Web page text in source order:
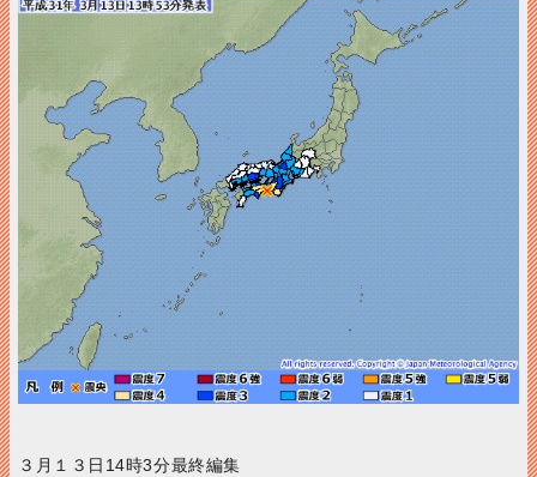
３月１３日14時3分最終編集